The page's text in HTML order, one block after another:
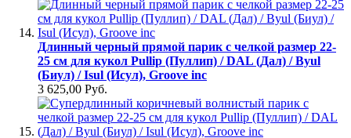
Длинный черный прямой парик с челкой размер 22-
25 см для кукол Pullip (Пуллип) / DAL (Дал) / Byul
(Биул) / Isul (Исул), Groove inc
3 625,00 Руб.